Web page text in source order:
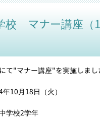
校 マナー講座（
て"マナー講座"を実施しまし
10月18日（火）
学校2学年